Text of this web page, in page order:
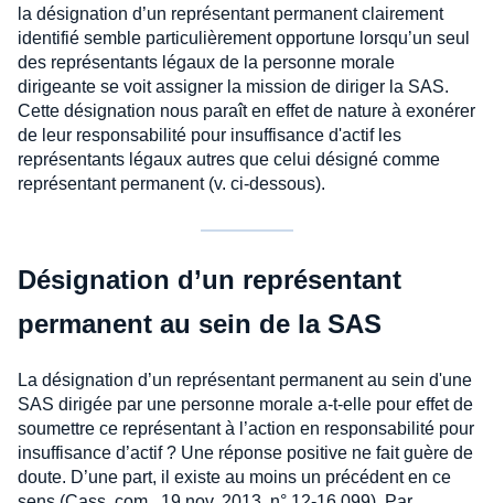
la désignation d’un représentant permanent clairement
identifié semble particulièrement opportune lorsqu’un seul
des représentants légaux de la personne morale
dirigeante se voit assigner la mission de diriger la SAS.
Cette désignation nous paraît en effet de nature à exonérer
de leur responsabilité pour insuffisance d'actif les
représentants légaux autres que celui désigné comme
représentant permanent (v. ci-dessous).
Désignation d’un représentant
permanent au sein de la SAS
La désignation d’un représentant permanent au sein d'une
SAS dirigée par une personne morale a-t-elle pour effet de
soumettre ce représentant à l’action en responsabilité pour
insuffisance d’actif ? Une réponse positive ne fait guère de
doute. D’une part, il existe au moins un précédent en ce